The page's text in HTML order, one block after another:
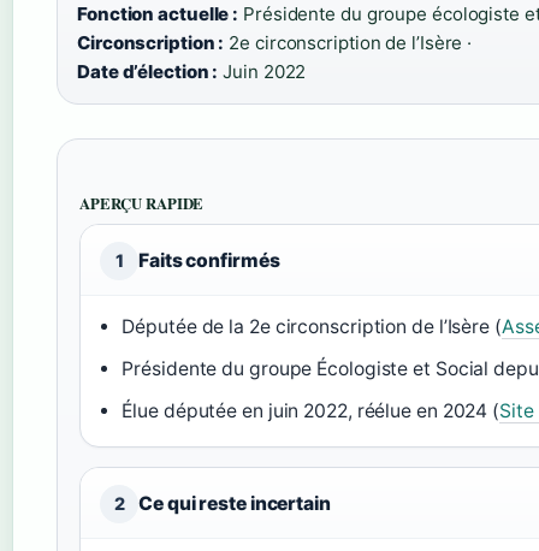
Fonction actuelle : Présidente du groupe écologiste
Circonscription : 2e circonscription de l’Isère ·
Date d’élection : Juin 2022
APERÇU RAPIDE
1 Faits confirmés
Députée de la 2e circonscription de l’Isère (
Présidente du groupe Écologiste et Social
Élue députée en juin 2022, réélue en 2024 (
2 Ce qui reste incertain